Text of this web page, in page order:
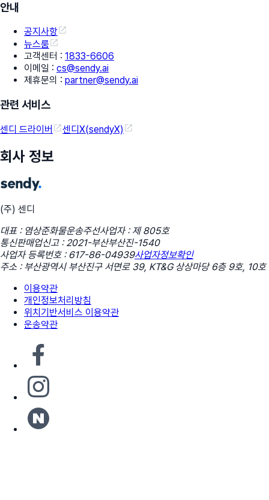
안내
공지사항
뉴스룸
고객센터 : 1833-6606
이메일 : cs@sendy.ai
제휴문의 : partner@sendy.ai
관련 서비스
센디 드라이버 센디X(sendyX)
회사 정보
(주) 센디
대표 : 염상준화물운송주선사업자 : 제 805호
통신판매업신고 : 2021-부산부산진-1540
사업자 등록번호 : 617-86-04939사업자정보확인
주소 : 부산광역시 부산진구 서면로 39, KT&G 상상마당 6층 9호, 10호
이용약관
개인정보처리방침
위치기반서비스 이용약관
운송약관